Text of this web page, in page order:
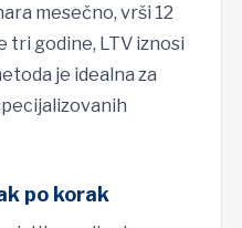
mesečno, vrši 12
tri godine, LTV iznosi
je idealna za
po korak